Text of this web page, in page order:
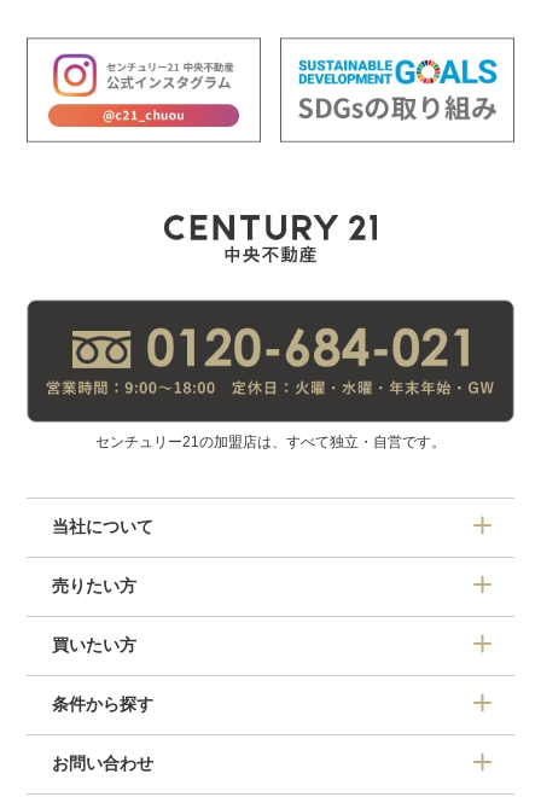
センチュリー21の加盟店は、すべて独立・自営です。
当社について
売りたい方
買いたい方
条件から探す
お問い合わせ